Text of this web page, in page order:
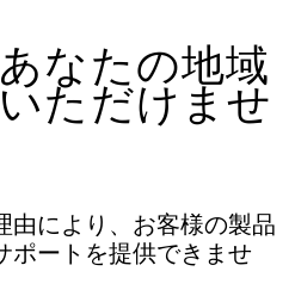
なたの地域
ただけませ
由により、お客様の製品
ポートを提供できませ